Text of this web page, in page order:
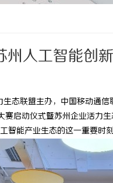
人工智能创
态联盟主办，中国移动通
启动仪式暨苏州企业活力
智能产业生态的这一重要时